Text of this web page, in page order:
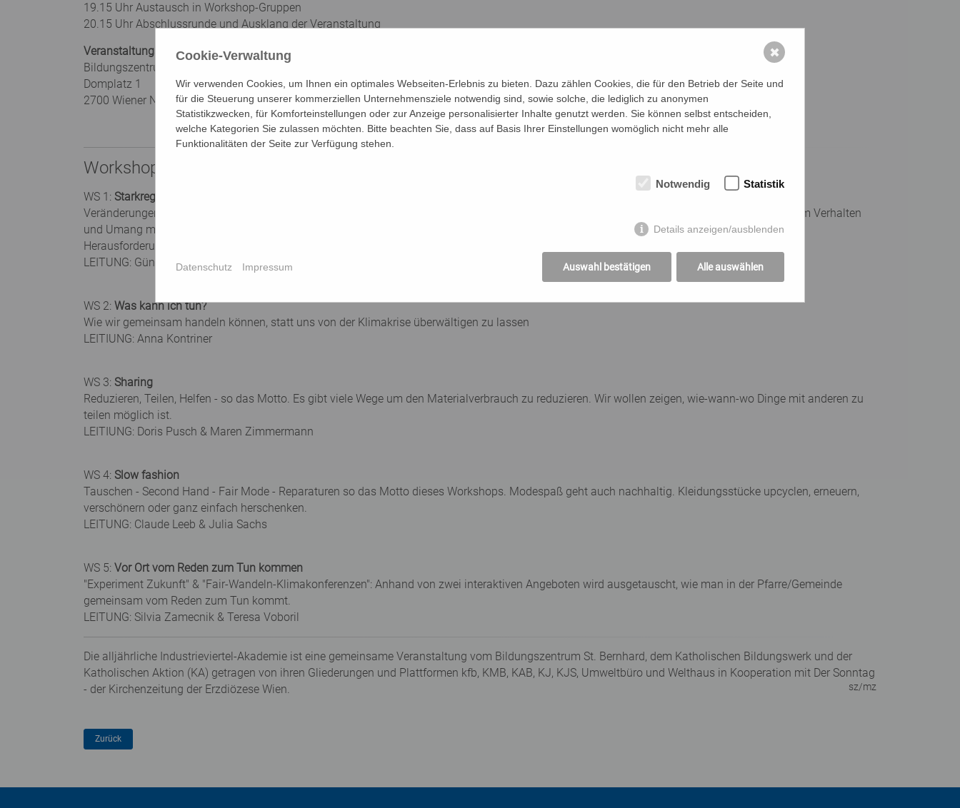
19.15 Uhr Austausch in Workshop-Gruppen
20.15 Uhr Abschlussrunde und Ausklang der Veranstaltung
Veranstaltungsort:
Bildungszentrum St. Bernhard
Domplatz 1
2700 Wiener Neustadt
Workshops zur Auswahl
WS 1: Starkregen, Trockenheit, Grundwasser
Veränderungen und Probleme im Wasserkreislauf sind unübersehbar (mehr Niederschläge, mehr Trockenheit durch Verdunstung). Änderungen im Verhalten
und Umang mit der Ressource Wasser sind notwendig. Maßnahmen im persönlichen, wie auch öffentlichen Umgang mit Wasser sind große
Herausforderungen. Was ist als Einzelperson möglich um diesem Umstand entgegenzuwirken?
LEITUNG: Günter Blöschl
WS 2: Was kann ich tun?
Wie wir gemeinsam handeln können, statt uns von der Klimakrise überwältigen zu lassen
LEITIUNG: Anna Kontriner
WS 3: Sharing
Reduzieren, Teilen, Helfen - so das Motto. Es gibt viele Wege um den Materialverbrauch zu reduzieren. Wir wollen zeigen, wie-wann-wo Dinge mit anderen zu
teilen möglich ist.
LEITIUNG: Doris Pusch & Maren Zimmermann
WS 4: Slow fashion
Tauschen - Second Hand - Fair Mode - Reparaturen so das Motto dieses Workshops. Modespaß geht auch nachhaltig. Kleidungsstücke upcyclen, erneuern,
verschönern oder ganz einfach herschenken.
LEITUNG: Claude Leeb & Julia Sachs
WS 5: Vor Ort vom Reden zum Tun kommen
"Experiment Zukunft" & "Fair-Wandeln-Klimakonferenzen": Anhand von zwei interaktiven Angeboten wird ausgetauscht, wie man in der Pfarre/Gemeinde
gemeinsam vom Reden zum Tun kommt.
LEITUNG: Silvia Zamecnik & Teresa Voboril
Die alljährliche Industrieviertel-Akademie ist eine gemeinsame Veranstaltung vom Bildungszentrum St. Bernhard, dem Katholischen Bildungswerk und der
Katholischen Aktion (KA) getragen von ihren Gliederungen und Plattformen kfb, KMB, KAB, KJ, KJS, Umweltbüro und Welthaus in Kooperation mit Der Sonntag
- der Kirchenzeitung der Erzdiözese Wien.
sz/mz
Cookie-Verwaltung
Wir verwenden Cookies, um Ihnen ein optimales Webseiten-Erlebnis zu bieten. Dazu zählen Cookies, die für den Betrieb der Seite und
für die Steuerung unserer kommerziellen Unternehmensziele notwendig sind, sowie solche, die lediglich zu anonymen
Statistikzwecken, für Komforteinstellungen oder zur Anzeige personalisierter Inhalte genutzt werden. Sie können selbst entscheiden,
welche Kategorien Sie zulassen möchten. Bitte beachten Sie, dass auf Basis Ihrer Einstellungen womöglich nicht mehr alle
Funktionalitäten der Seite zur Verfügung stehen.
Notwendig Statistik
Details anzeigen/ausblenden
Auswahl bestätigen Alle auswählen
Datenschutz Impressum
✖